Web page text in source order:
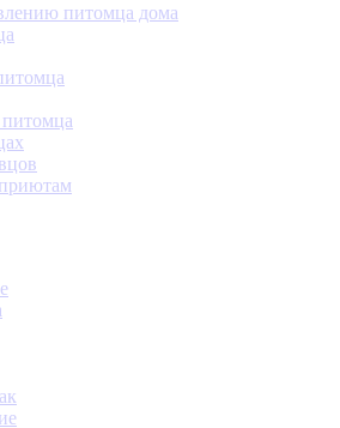
питомца дома